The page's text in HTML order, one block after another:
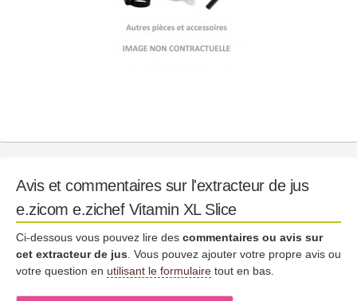
Avis et commentaires sur l'extracteur de jus
e.zicom e.zichef Vitamin XL Slice
Ci-dessous vous pouvez lire des commentaires ou avis sur
cet extracteur de jus . Vous pouvez ajouter votre propre avis ou
votre question en utilisant le formulaire tout en bas.